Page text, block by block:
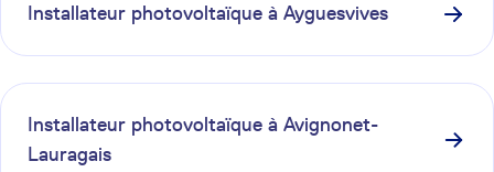
Installateur photovoltaïque à Ayguesvives
Installateur photovoltaïque à Avignonet-
Lauragais